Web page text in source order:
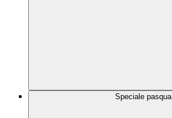
Speciale pasqua